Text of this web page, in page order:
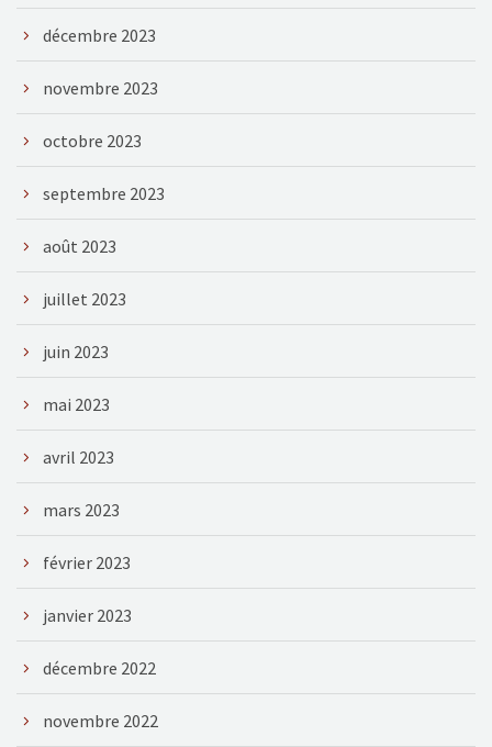
décembre 2023
novembre 2023
octobre 2023
septembre 2023
août 2023
juillet 2023
juin 2023
mai 2023
avril 2023
mars 2023
février 2023
janvier 2023
décembre 2022
novembre 2022